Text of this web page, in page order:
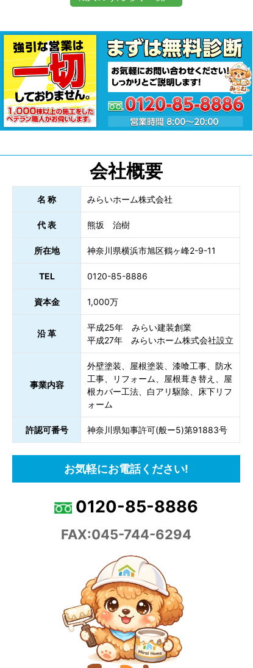
会社概要
名 称 みらいホーム株式会社
代 表 熊坂 治樹
所在地 神奈川県横浜市旭区鶴ヶ峰2-9-11
TEL 0120-85-8886
資本金 1,000万
沿 革
平成25年 みらい建装創業
平成27年 みらいホーム株式会社設立
事業内容
外壁塗装、屋根塗装、漆喰工事、防水
工事、リフォーム、屋根葺き替え、屋
根カバー工法、白アリ駆除、床下リフ
ォーム
許認可番号 神奈川県知事許可(般ー5)第91883号
お気軽にお電話ください!
0120-85-8886
FAX:045-744-6294